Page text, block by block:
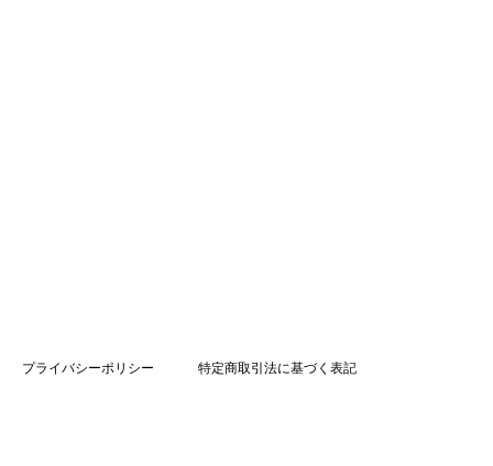
プライバシーポリシー 特定商取引法に基づく表記